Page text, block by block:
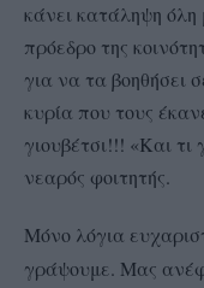
κάνει κατάληψη όλη
πρόεδρο της
για να τα βοηθήσει
κυρία που τους
γιουβέτσι!!! «Και τι
νεαρός φοιτητής.
Μόνο λόγια
γράψουμε. Μας